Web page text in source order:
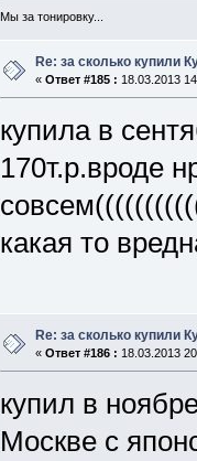
Мы за тонировку...
Re: за сколько купили
« Ответ #185 : 18.03.2013
купила в
170т.р.вроде
какая то
Re: за сколько купили
« Ответ #186 : 18.03.2013
купил в
Москве с